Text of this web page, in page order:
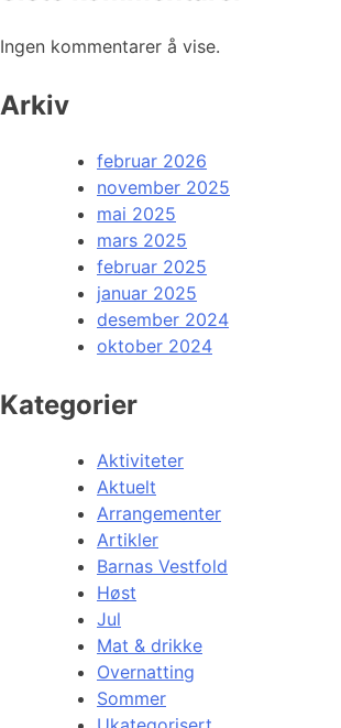
Ingen kommentarer å vise.
Arkiv
februar 2026
november 2025
mai 2025
mars 2025
februar 2025
januar 2025
desember 2024
oktober 2024
Kategorier
Aktiviteter
Aktuelt
Arrangementer
Artikler
Barnas Vestfold
Høst
Jul
Mat & drikke
Overnatting
Sommer